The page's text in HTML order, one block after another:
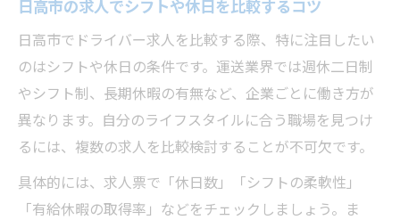
日高市の求人でシフトや休日を比較するコツ
日高市でドライバー求人を比較する際、特に注目したい
のはシフトや休日の条件です。運送業界では週休二日制
やシフト制、長期休暇の有無など、企業ごとに働き方が
異なります。自分のライフスタイルに合う職場を見つけ
るには、複数の求人を比較検討することが不可欠です。
具体的には、求人票で「休日数」「シフトの柔軟性」
「有給休暇の取得率」などをチェックしましょう。ま